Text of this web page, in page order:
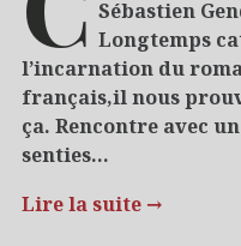
Sébastien
Longtemps
l’incarnation du
français,il nous
ça. Rencontre avec
senties…
Lire la suite →